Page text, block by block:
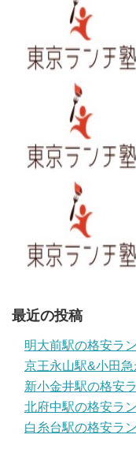
最近の投稿
明大前駅の格安ラ
京王永山駅&小田急
新小金井駅の格安
北府中駅の格安ラ
白糸台駅の格安ラ